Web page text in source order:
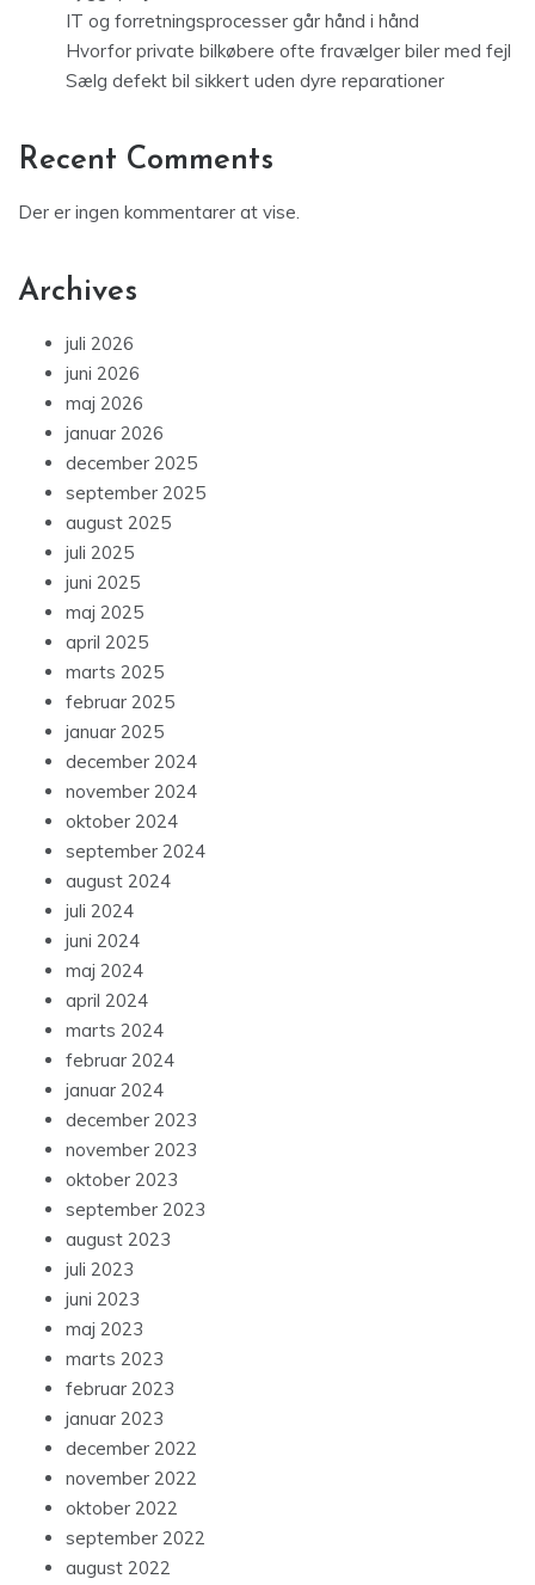
IT og forretningsprocesser går hånd i hånd
Hvorfor private bilkøbere ofte fravælger biler med fejl
Sælg defekt bil sikkert uden dyre reparationer
Recent Comments
Der er ingen kommentarer at vise.
Archives
juli 2026
juni 2026
maj 2026
januar 2026
december 2025
september 2025
august 2025
juli 2025
juni 2025
maj 2025
april 2025
marts 2025
februar 2025
januar 2025
december 2024
november 2024
oktober 2024
september 2024
august 2024
juli 2024
juni 2024
maj 2024
april 2024
marts 2024
februar 2024
januar 2024
december 2023
november 2023
oktober 2023
september 2023
august 2023
juli 2023
juni 2023
maj 2023
marts 2023
februar 2023
januar 2023
december 2022
november 2022
oktober 2022
september 2022
august 2022